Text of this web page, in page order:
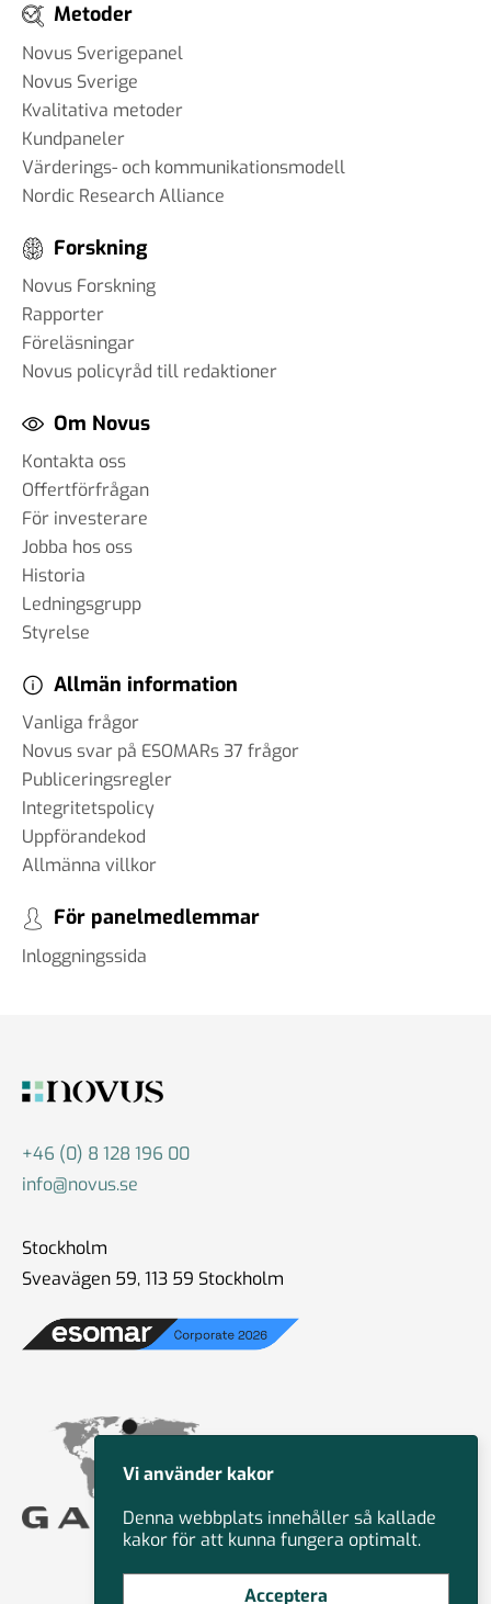
Metoder
Novus Sverigepanel
Novus Sverige
Kvalitativa metoder
Kundpaneler
Värderings- och kommunikationsmodell
Nordic Research Alliance
Forskning
Novus Forskning
Rapporter
Föreläsningar
Novus policyråd till redaktioner
Om Novus
Kontakta oss
Offertförfrågan
För investerare
Jobba hos oss
Historia
Ledningsgrupp
Styrelse
Allmän information
Vanliga frågor
Novus svar på ESOMARs 37 frågor
Publiceringsregler
Integritetspolicy
Uppförandekod
Allmänna villkor
För panelmedlemmar
Inloggningssida
+46 (0) 8 128 196 00
info@novus.se
Stockholm
Sveavägen 59, 113 59 Stockholm
Vi använder kakor
Denna webbplats innehåller så kallade
kakor för att kunna fungera optimalt.
Acceptera